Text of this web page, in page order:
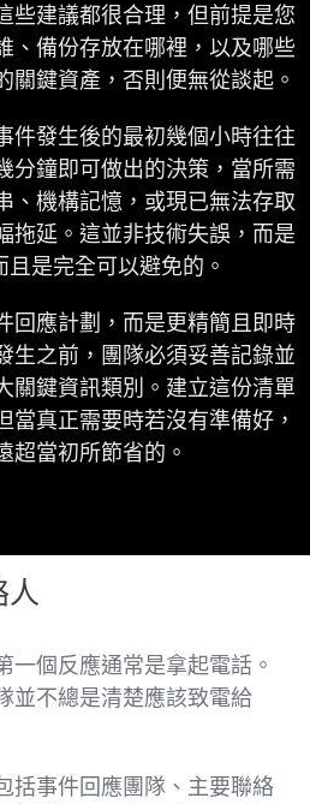
些建議都很合理，但前提是您
、備份存放在哪裡，以及哪些
關鍵資產，否則便無從談起。
件發生後的最初幾個小時往往
分鐘即可做出的決策，當所需
、機構記憶，或現已無法存取
拖延。這並非技術失誤，而是
是完全可以避免的。
回應計劃，而是更精簡且即時
生之前，團隊必須妥善記錄並
關鍵資訊類別。建立這份清單
當真正需要時若沒有準備好，
超當初所節省的。
人
一個反應通常是拿起電話。
並不總是清楚應該致電給
括事件回應團隊、主要聯絡